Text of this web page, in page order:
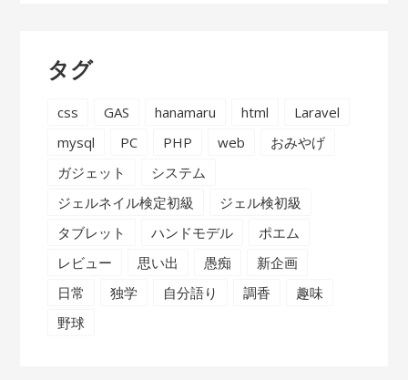
タグ
css GAS hanamaru html
Laravel
mysql
PC PHP web
おみやげ
ガジェット
システム
ジェルネイル検定初級
ジェル検初級
タブレット
ハンドモデル
ポエム
レビュー
思い出 愚痴
新企画
日常
独学 自分語り 調香
趣味
野球